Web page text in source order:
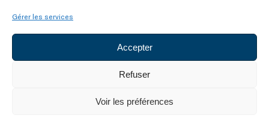
Gérer les services
Accepter
Refuser
Voir les préférences
Confidentialité